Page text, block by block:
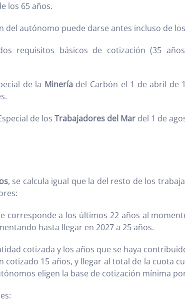
los 65 años.
autónomo puede darse antes incluso de
requisitos básicos de cotización (35
de la Mineríadel Carbón el 1 de abril de
de los Trabajadores del Mar del 1 de
, se calcula igual que la del resto de los
corresponde a los últimos 22 años al
hasta llegar en 2027 a 25 años.
cotizada y los años que se haya
15 años, y llegar al total de la cuota
eligen la base de cotización mínima